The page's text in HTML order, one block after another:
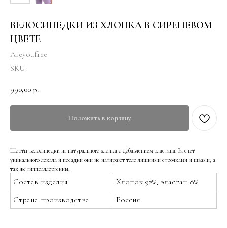
ВЕЛОСИПЕДКИ ИЗ ХЛОПКА В СИРЕНЕВОМ
ЦВЕТЕ
Areyoufree
SKU:
990,00 р.
Положить в корзину
Шорты-велосипедки из натурального хлопка с добавлением эластана. За счет
уникального лекала и посадки они не натирают тело лишними строчками и швами, а
так же гиппоаллергенны.
Состав изделия
Хлопок 92%, эластан 8%
Страна производства
Россия